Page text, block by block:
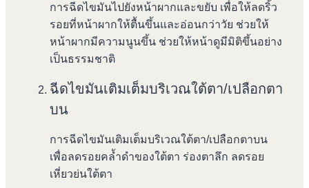
การฉีดไขมันไปยังหน้าผากและขยับ เพื่อให้ลดริ้ว
รอยที่หน้าผากให้ตื้นขึ้นและอ่อนกว่าวัย ช่วยให้
หน้าผากมีความนูนขึ้น ช่วยให้หน้าดูมีมิติขึ้นอย่าง
เป็นธรรมชาติ
ฉีดไขมันเติมเต็มบริเวณใต้ตา/เปลือกตา
บน
การฉีดไขมันเติมเต็มบริเวณใต้ตา/เปลือกตาบน
เพื่อลดรอยคล้ำดำของใต้ตา ร่องตาลึก ลดรอย
เหี่ยวย่นใต้ตา